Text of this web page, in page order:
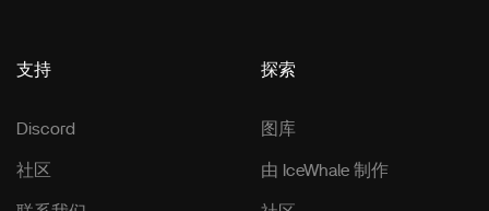
支持
Discord
社区
探索
图库
由 IceWhale 制作